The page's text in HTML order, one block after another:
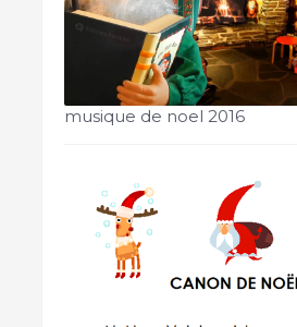
musique de noel 2016